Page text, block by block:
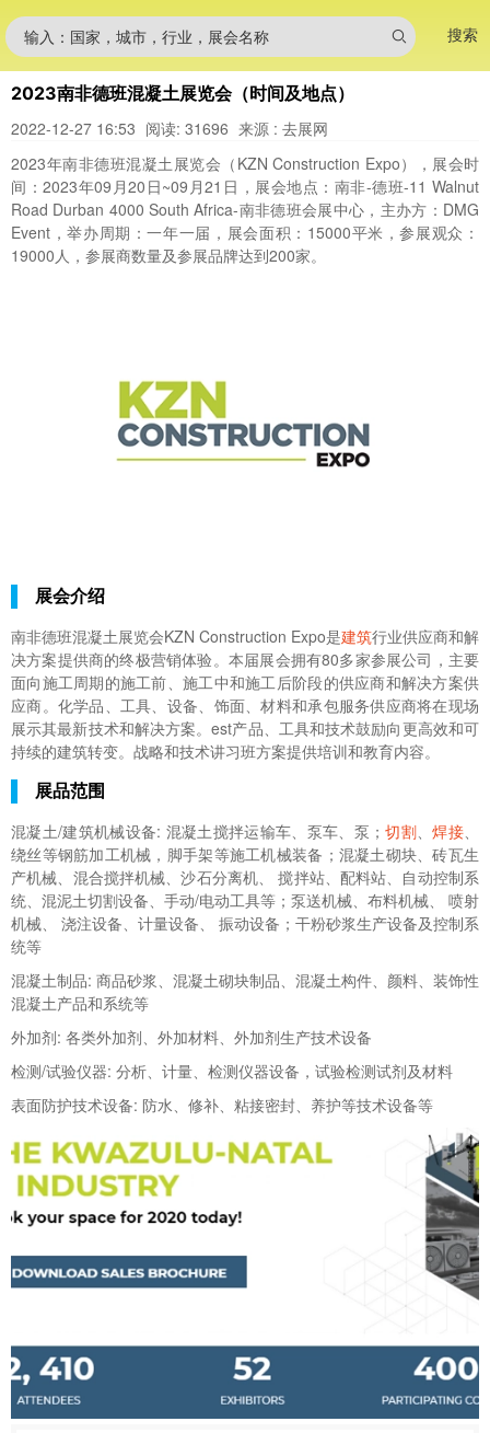
输入：国家，城市，行业，展会名称 搜索
2023南非德班混凝土展览会（时间及地点）
2022-12-27 16:53 阅读: 31696 来源 : 去展网
2023年南非德班混凝土展览会（KZN Construction Expo），展会时
间：2023年09月20日~09月21日，展会地点：南非-德班-11 Walnut
Road Durban 4000 South Africa-南非德班会展中心，主办方：DMG
Event，举办周期：一年一届，展会面积：15000平米，参展观众：
19000人，参展商数量及参展品牌达到200家。
展会介绍
南非德班混凝土展览会KZN Construction Expo是建筑行业供应商和解
决方案提供商的终极营销体验。本届展会拥有80多家参展公司，主要
面向施工周期的施工前、施工中和施工后阶段的供应商和解决方案供
应商。化学品、工具、设备、饰面、材料和承包服务供应商将在现场
展示其最新技术和解决方案。est产品、工具和技术鼓励向更高效和可
持续的建筑转变。战略和技术讲习班方案提供培训和教育内容。
展品范围
混凝土/建筑机械设备: 混凝土搅拌运输车、泵车、泵； 切割、焊接、
绕丝等钢筋加工机械，脚手架等施工机械装备；混凝土砌块、砖瓦生
产机械、混合搅拌机械、沙石分离机、 搅拌站、配料站、自动控制系
统、混泥土切割设备、手动/电动工具等；泵送机械、布料机械、 喷射
机械、 浇注设备、计量设备、 振动设备；干粉砂浆生产设备及控制系
统等
混凝土制品: 商品砂浆、混凝土砌块制品、混凝土构件、颜料、装饰性
混凝土产品和系统等
外加剂: 各类外加剂、外加材料、外加剂生产技术设备
检测/试验仪器: 分析、计量、检测仪器设备，试验检测试剂及材料
表面防护技术设备: 防水、修补、粘接密封、养护等技术设备等